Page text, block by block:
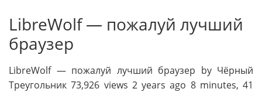
LibreWolf — пожалуй лучший
браузер
LibreWolf — пожалуй лучший браузер by Чёрный
Треугольник 73,926 views 2 years ago 8 minutes, 41